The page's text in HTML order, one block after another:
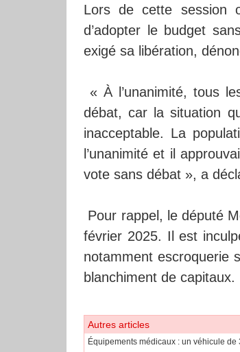
Lors de cette session
d’adopter le budget
exigé sa libération,
« À l’unanimité, tous
débat, car la situation
inacceptable. La
l’unanimité et il
vote sans débat », a
Pour rappel, le député
février 2025. Il est
notamment escroquerie
blanchiment de capitaux.
Autres articles
Équipements médicaux : un véhicule